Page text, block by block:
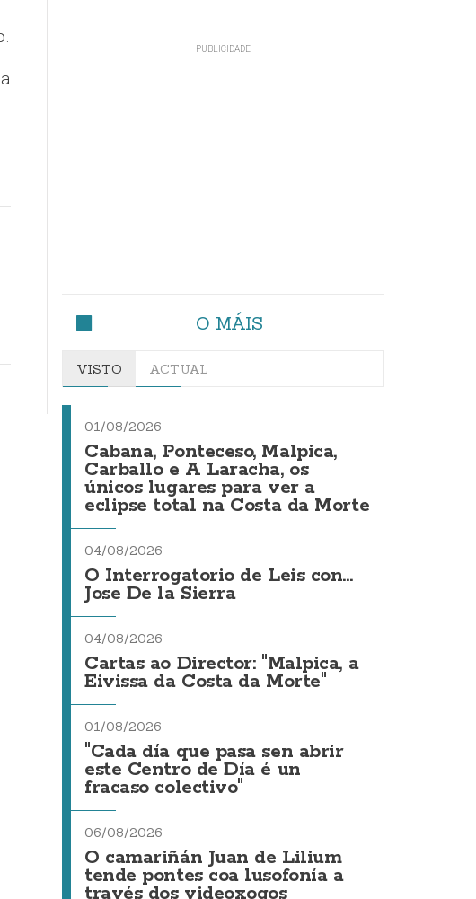
O MÁIS
VISTO ACTUAL
01/08/2026
Cabana, Ponteceso, Malpica,
Carballo e A Laracha, os
únicos lugares para ver a
eclipse total na Costa da Morte
04/08/2026
O Interrogatorio de Leis con...
Jose De la Sierra
04/08/2026
Cartas ao Director: "Malpica, a
Eivissa da Costa da Morte"
01/08/2026
"Cada día que pasa sen abrir
este Centro de Día é un
fracaso colectivo"
06/08/2026
O camariñán Juan de Lilium
tende pontes coa lusofonía a
través dos videoxogos